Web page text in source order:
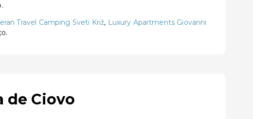
Travel Camping Sveti Križ, Luxury Apartments Giovanni
de Ciovo